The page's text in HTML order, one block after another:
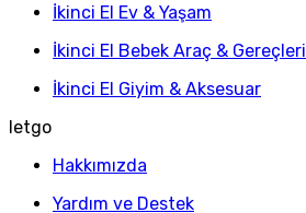
İkinci El Ev & Yaşam
İkinci El Bebek Araç & Gereçleri
İkinci El Giyim & Aksesuar
letgo
Hakkımızda
Yardım ve Destek